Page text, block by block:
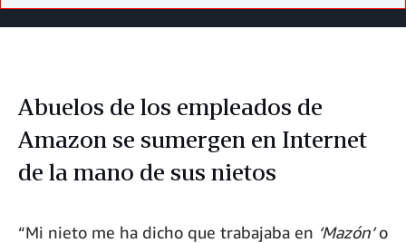
Abuelos de los empleados de
Amazon se sumergen en Internet
de la mano de sus nietos
“Mi nieto me ha dicho que trabajaba en ‘Mazón’o